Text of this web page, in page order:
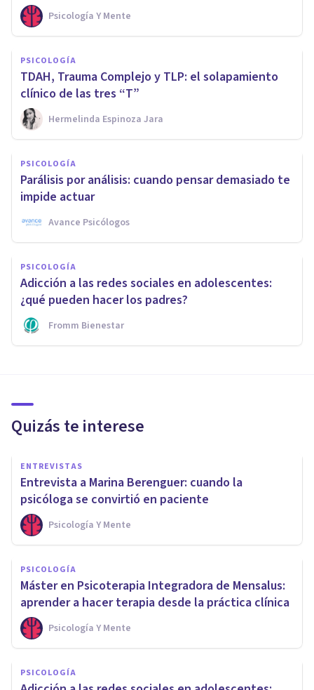
Psicología Y Mente
PSICOLOGÍA
TDAH, Trauma Complejo y TLP: el solapamiento
clínico de las tres “T”
Hermelinda Espinoza Jara
PSICOLOGÍA
Parálisis por análisis: cuando pensar demasiado te
impide actuar
Avance Psicólogos
PSICOLOGÍA
Adicción a las redes sociales en adolescentes:
¿qué pueden hacer los padres?
Fromm Bienestar
Quizás te interese
ENTREVISTAS
Entrevista a Marina Berenguer: cuando la
psicóloga se convirtió en paciente
Psicología Y Mente
PSICOLOGÍA
Máster en Psicoterapia Integradora de Mensalus:
aprender a hacer terapia desde la práctica clínica
Psicología Y Mente
PSICOLOGÍA